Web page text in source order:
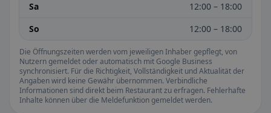
Sa
12:00 – 18:00
So
12:00 – 18:00
Die Öffnungszeiten werden vom jeweiligen Inhaber gepflegt, von
Nutzern gemeldet oder automatisch mit Google Business
synchronisiert. Für die Richtigkeit, Vollständigkeit und Aktualität der
Angaben wird keine Gewähr übernommen. Verbindliche
Informationen sind direkt beim Restaurant zu erfragen. Fehlerhafte
Inhalte können über die Meldefunktion gemeldet werden.